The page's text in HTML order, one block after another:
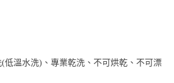
低溫水洗)、專業乾洗、不可烘乾、不可漂